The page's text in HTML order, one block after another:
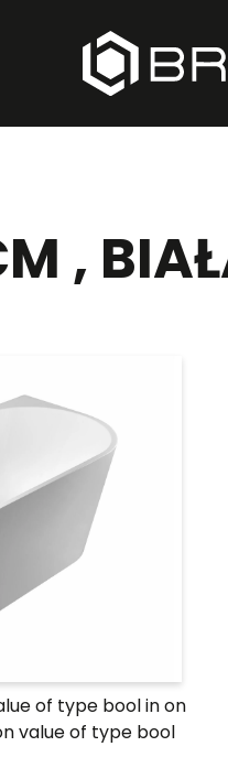
,
of type bool inon
value of type bool